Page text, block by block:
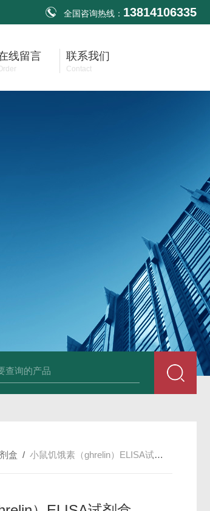
全国咨询热线： 13814106335
线留言 联系我们
Contact
） 总胆汁酸（TBA）质控样品 小鼠前列
盒 /小鼠饥饿素（ghrelin）ELISA试剂盒